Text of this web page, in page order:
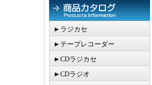
►ラジカセ
►テープレコーダー
►CDラジカセ
►CDラジオ